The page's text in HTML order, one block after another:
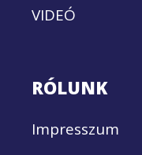
VIDEÓ
RÓLUNK
Impresszum